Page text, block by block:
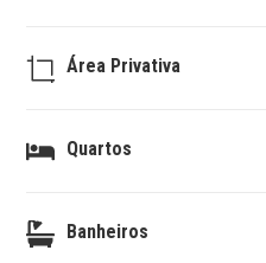
Área Privativa
Quartos
Banheiros